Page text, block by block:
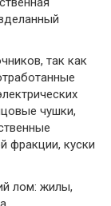
так как
чушки,
фракции, куски
лом: жилы,